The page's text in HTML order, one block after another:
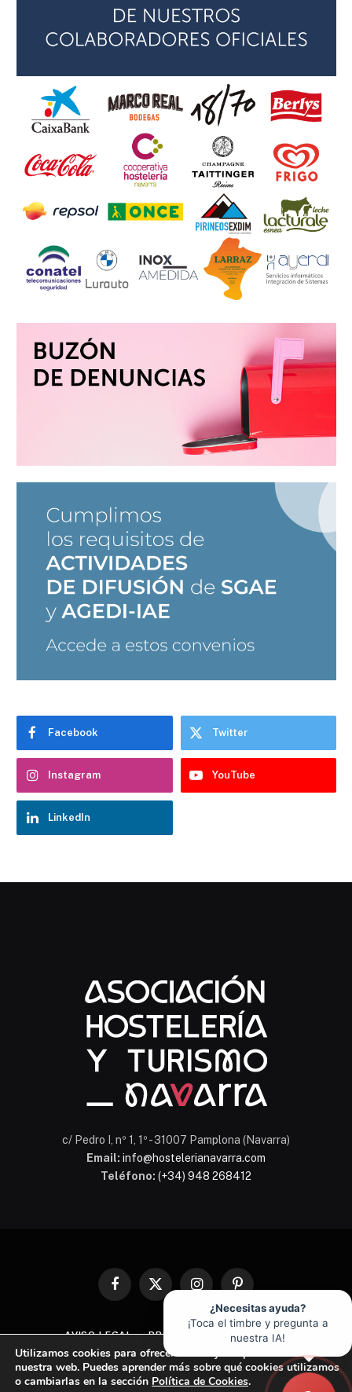
Facebook Twitter
Instagram YouTube
LinkedIn
¿Necesitas ayuda?
¡Toca el timbre y pregunta a
nuestra IA!
Chatbot Hostelería Navarra
En línea
c/ Pedro I, nº 1, 1º - 31007 Pamplona (Navarra)
Email: info@hostelerianavarra.com
Teléfono: (+34) 948 268412
Facebook
X
(Twitter)
InstagramPinterest
AVISO LEGAL PROTECCIÓN DE DATOS
POLÍTICA DE COOKIES
Utilizamos cookies para ofrecerte la mejor experiencia en
nuestra web. Puedes aprender más sobre qué cookies utilizamos
o cambiarlas en la sección Política de Cookies.